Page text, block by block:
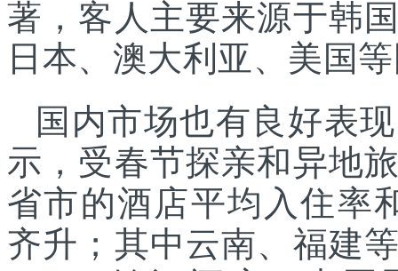
著，客人主要来源于韩
日本、澳大利亚、美国
国内市场也有良好表
示，受春节探亲和异地
省市的酒店平均入住率
齐升；其中云南、福建